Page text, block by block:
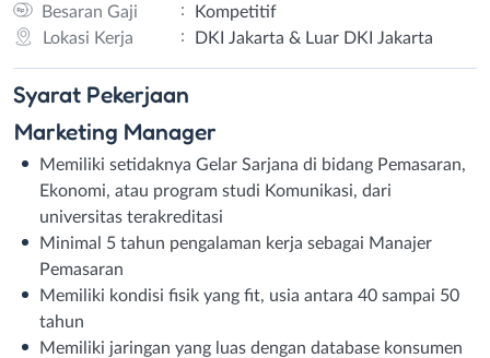
Besaran Gaji
:
Kompetitif
Lokasi Kerja
: DKI Jakarta & Luar DKI Jakarta
Syarat Pekerjaan
Marketing Manager
Memiliki setidaknya Gelar Sarjana di bidang Pemasaran,
Ekonomi, atau program studi Komunikasi, dari
universitas terakreditasi
Minimal 5 tahun pengalaman kerja sebagai Manajer
Pemasaran
Memiliki kondisi fisik yang fit, usia antara 40 sampai 50
tahun
Memiliki jaringan yang luas dengan database konsumen